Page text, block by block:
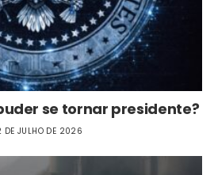
se tornar presidente?
DE JULHO DE 2026